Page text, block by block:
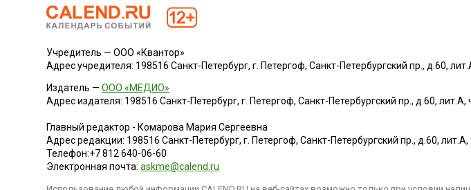
Учредитель — ООО «Квантор»
Адрес учредителя: 198516 Санкт-Петербург, г. Петергоф, Санкт-Петербургский пр., д.60,
Издатель —ООО «МЕДИО»
Адрес издателя: 198516 Санкт-Петербург, г. Петергоф, Санкт-Петербургский пр., д.60, лит.А,
Главный редактор - Комарова Мария Сергеевна
Адрес редакции: 198516 Санкт-Петербург, г. Петергоф,Санкт-Петербургский пр., д.60,
Телефон:+7 812 640-06-60
Электронная почта:askme@calend.ru